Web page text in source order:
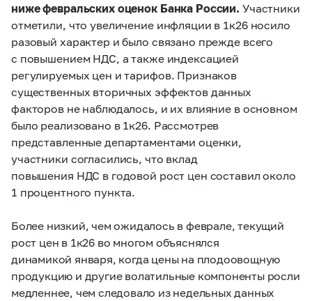
ниже февральских оценок Банка России. Участники
отметили, что увеличение инфляции в 1к26 носило
разовый характер и было связано прежде всего
с повышением НДС, а также индексацией
регулируемых цен и тарифов. Признаков
существенных вторичных эффектов данных
факторов не наблюдалось, и их влияние в основном
было реализовано в 1к26. Рассмотрев
представленные департаментами оценки,
участники согласились, что вклад
повышения НДС в годовой рост цен составил около
1 процентного пункта.
Более низкий, чем ожидалось в феврале, текущий
рост цен в 1к26 во многом объяснялся
динамикой января, когда цены на плодоовощную
продукцию и другие волатильные компоненты росли
медленнее, чем следовало из недельных данных